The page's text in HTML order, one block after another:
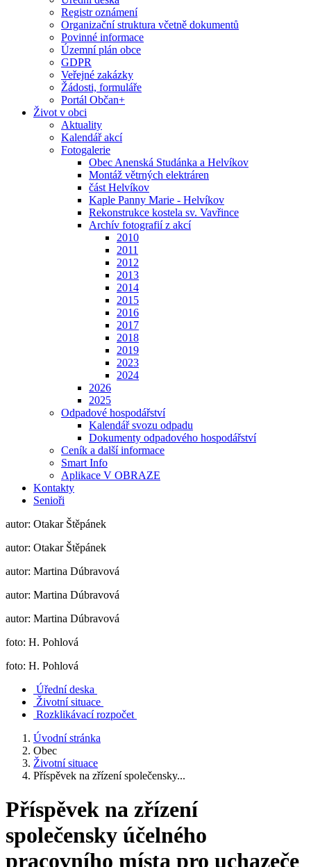
Registr oznámení
Organizační struktura včetně dokumentů
Povinné informace
Územní plán obce
GDPR
Veřejné zakázky
Žádosti, formuláře
Portál Občan+
Život v obci
Aktuality
Kalendář akcí
Fotogalerie
Obec Anenská Studánka a Helvíkov
Montáž větrných elektráren
část Helvíkov
Kaple Panny Marie - Helvíkov
Rekonstrukce kostela sv. Vavřince
Archív fotografií z akcí
2010
2011
2012
2013
2014
2015
2016
2017
2018
2019
2023
2024
2026
2025
Odpadové hospodářství
Kalendář svozu odpadu
Dokumenty odpadového hospodářství
Ceník a další informace
Smart Info
Aplikace V OBRAZE
Kontakty
Senioři
autor: Otakar Štěpánek
autor: Otakar Štěpánek
autor: Martina Dúbravová
autor: Martina Dúbravová
autor: Martina Dúbravová
foto: H. Pohlová
foto: H. Pohlová
Úřední deska
Životní situace
Rozklikávací rozpočet
Úvodní stránka
Obec
Životní situace
Příspěvek na zřízení společensky...
Příspěvek na zřízení
společensky účelného
pracovního místa pro uchazeče